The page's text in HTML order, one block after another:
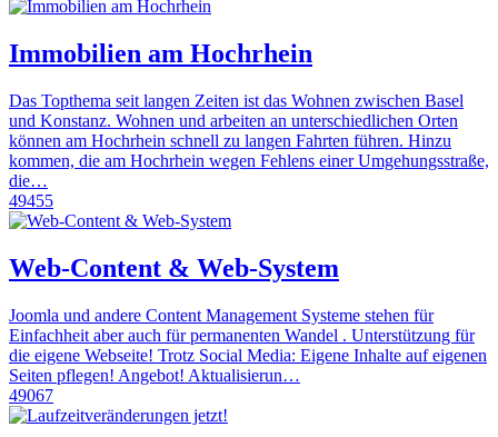
Immobilien am Hochrhein
Das Topthema seit langen Zeiten ist das Wohnen zwischen Basel
und Konstanz. Wohnen und arbeiten an unterschiedlichen Orten
können am Hochrhein schnell zu langen Fahrten führen. Hinzu
kommen, die am Hochrhein wegen Fehlens einer Umgehungsstraße,
die…
49455
Web-Content & Web-System
Joomla und andere Content Management Systeme stehen für
Einfachheit aber auch für permanenten Wandel . Unterstützung für
die eigene Webseite! Trotz Social Media: Eigene Inhalte auf eigenen
Seiten pflegen! Angebot! Aktualisierun…
49067